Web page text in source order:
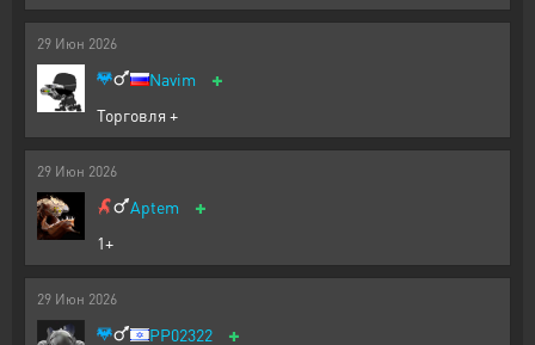
29 Июн 2026
Navim +
Торговля +
29 Июн 2026
Aptem +
1+
29 Июн 2026
PP02322 +